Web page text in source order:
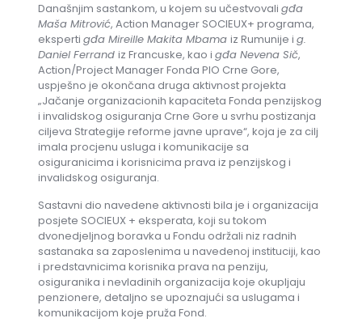
Današnjim sastankom, u kojem su učestvovali gđa
Maša Mitrović, Action Manager SOCIEUX+ programa,
eksperti gđa Mireille Makita Mbama iz Rumunije i g.
Daniel Ferrand iz Francuske, kao i gđa Nevena Sič,
Action/Project Manager Fonda PIO Crne Gore,
uspješno je okončana druga aktivnost projekta
„Jačanje organizacionih kapaciteta Fonda penzijskog
i invalidskog osiguranja Crne Gore u svrhu postizanja
ciljeva Strategije reforme javne uprave“, koja je za cilj
imala procjenu usluga i komunikacije sa
osiguranicima i korisnicima prava iz penzijskog i
invalidskog osiguranja.
Sastavni dio navedene aktivnosti bila je i organizacija
posjete SOCIEUX + eksperata, koji su tokom
dvonedjeljnog boravka u Fondu održali niz radnih
sastanaka sa zaposlenima u navedenoj instituciji, kao
i predstavnicima korisnika prava na penziju,
osiguranika i nevladinih organizacija koje okupljaju
penzionere, detaljno se upoznajući sa uslugama i
komunikacijom koje pruža Fond.